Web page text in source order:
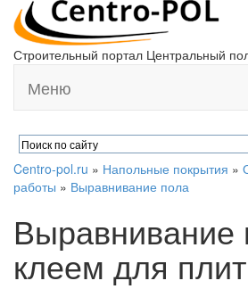
Строительный портал Центральный
Меню
Centro-pol.ru » Напольные покрытия »
работы » Выравнивание пола
Выравнивание
клеем для